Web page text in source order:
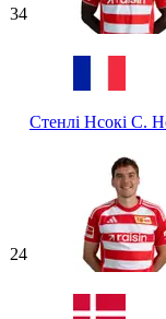
34
Стенлі Нсокі С.
24